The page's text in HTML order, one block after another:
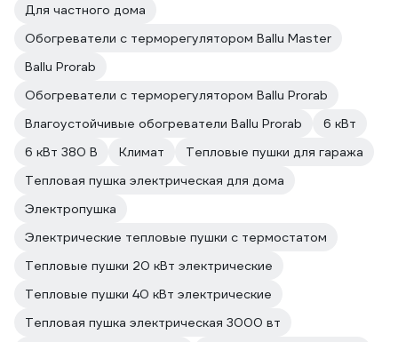
Для частного дома
Обогреватели с терморегулятором Ballu Master
Ballu Prorab
Обогреватели с терморегулятором Ballu Prorab
Влагоустойчивые обогреватели Ballu Prorab
6 кВт
6 кВт 380 В
Климат
Тепловые пушки для гаража
Тепловая пушка электрическая для дома
Электропушка
Электрические тепловые пушки с термостатом
Тепловые пушки 20 кВт электрические
Тепловые пушки 40 кВт электрические
Тепловая пушка электрическая 3000 вт